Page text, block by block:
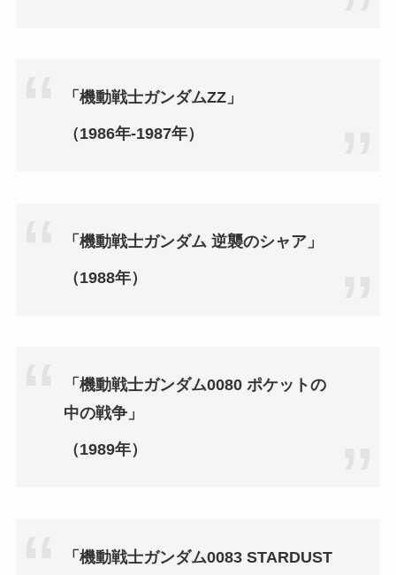
「機動戦士ガンダムZZ」
（1986年‐1987年）
「機動戦士ガンダム 逆襲のシャア」
（1988年）
「機動戦士ガンダム0080 ポケットの
中の戦争」
（1989年）
「機動戦士ガンダム0083 STARDUST